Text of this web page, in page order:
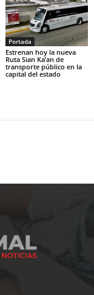
Portada
Estrenan hoy la nueva
Ruta Sian Ka’an de
transporte público en la
capital del estado